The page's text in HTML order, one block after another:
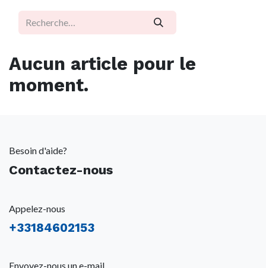
Aucun article pour le
moment.
Besoin d'aide?
Contactez-nous
Appelez-nous
+33184602153
Envoyez-nous un e-mail